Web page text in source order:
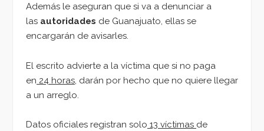
Además le aseguran que si va a denunciar a
las autoridades de Guanajuato, ellas se
encargarán de avisarles.
El escrito advierte a la víctima que si no paga
en 24 horas , darán por hecho que no quiere llegar
a un arreglo.
Datos oficiales registran solo 13 víctimas de